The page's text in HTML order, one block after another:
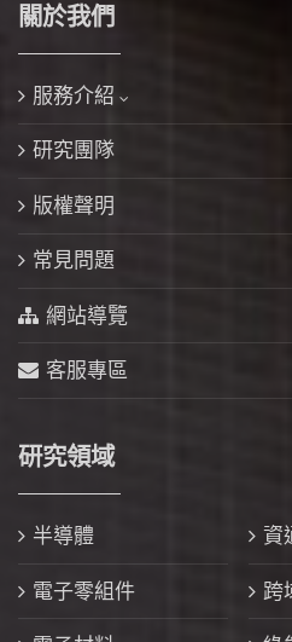
關於我們
服務介紹
研究團隊
版權聲明
常見問題
網站導覽
客服專區
研究領域
半導體 資
電子零組件 跨